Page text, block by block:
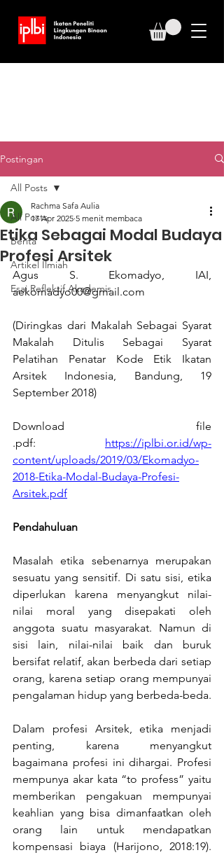
Postingan
All Posts
Berita
Artikel Ilmiah
Esai Reflektif Akademis
All Posts
Etika Sebagai Modal Budaya
Profesi Arsitek
Rachma Safa Aulia
17 Apr 2025 5 menit membaca
aekomadyo00@gmail.com
(Diringkas dari Makalah Sebagai Syarat
Makalah Ditulis Sebagai Syarat
Pelatihan Penatar Kode Etik Ikatan
Arsitek Indonesia, Bandung, 19
September 2018)
Download file
.pdf: https://iplbi.or.id/wp-
content/uploads/2019/03/Ekomadyo-
2018-Etika-Modal-Budaya-Profesi-
Arsitek.pdf
Pendahuluan
Masalah etika sebenarnya merupakan
sesuatu yang sensitif. Di satu sisi, etika
diperlukan karena menyangkut nilai-
nilai moral yang disepakati oleh
anggota suatu masyarakat. Namun di
sisi lain, nilai-nilai baik dan buruk
bersifat relatif, akan berbeda dari setiap
orang, karena setiap orang mempunyai
pengalaman hidup yang berbeda-beda.
Dalam profesi Arsitek, etika menjadi
penting, karena menyangkut
bagaimana profesi ini dihargai. Profesi
mempunya akar kata “to profess” yaitu
memberikan pengakuan mempunyai
keahlian yang bisa dimanfaatkan oleh
orang lain untuk mendapatkan
kompensasi biaya (Harijono, 2018:19).